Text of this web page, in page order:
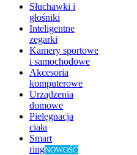
Słuchawki i
głośniki
Inteligentne
zegarki
Kamery sportowe
i samochodowe
Akcesoria
komputerowe
Urządzenia
domowe
Pielęgnacja
ciała
Smart
ringNOWOŚĆ